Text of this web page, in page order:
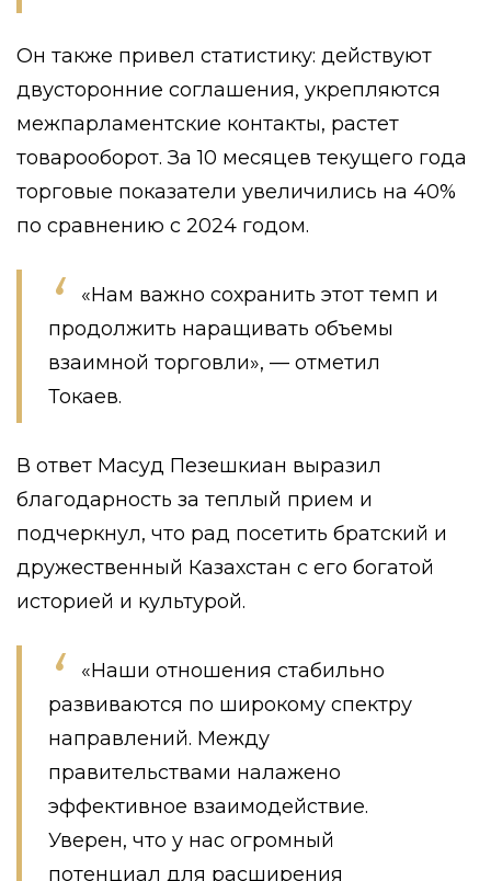
Он также привел статистику: действуют
двусторонние соглашения, укрепляются
межпарламентские контакты, растет
товарооборот. За 10 месяцев текущего года
торговые показатели увеличились на 40%
по сравнению с 2024 годом.
«Нам важно сохранить этот темп и
продолжить наращивать объемы
взаимной торговли», — отметил
Токаев.
В ответ Масуд Пезешкиан выразил
благодарность за теплый прием и
подчеркнул, что рад посетить братский и
дружественный Казахстан с его богатой
историей и культурой.
«Наши отношения стабильно
развиваются по широкому спектру
направлений. Между
правительствами налажено
эффективное взаимодействие.
Уверен, что у нас огромный
потенциал для расширения